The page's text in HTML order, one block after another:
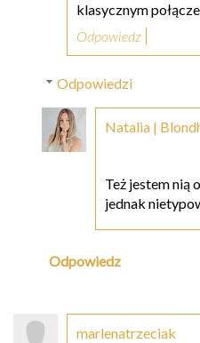
klasycznym
Odpowiedz
Odpowiedzi
Natalia |
Też jestem nią
jednak
Odpowiedz
marlenatrzeciak